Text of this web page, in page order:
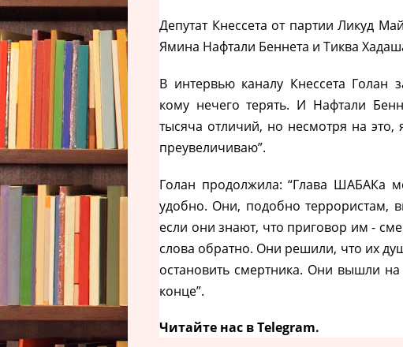
Депутат Кнессета от партии Ликуд
Ямина Нафтали Беннета и Тиква
В интервью каналу Кнессета Голан
кому нечего терять. И Нафтали
тысяча отличий, но несмотря на
преувеличиваю”.
Голан продолжила: “Глава ШАБАКа
удобно. Они, подобно террористам,
если они знают, что приговор им -
слова обратно. Они решили, что их
остановить смертника. Они вышли
конце”.
Читайте нас вTelegram.